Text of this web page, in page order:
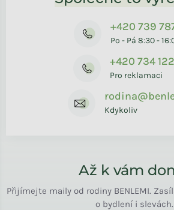
+420 739
Po - Pá 8:30 -
+420 734
Pro reklamaci
Kdykoliv
Až k vám
Přijímejte maily od rodiny BENLEMI.
o bydlení i slevách.